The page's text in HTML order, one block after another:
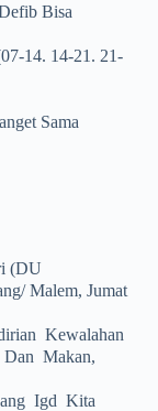
Bisa
14. 14-21. 21-
Sama
(DU
Malem, Jumat
Kewalahan
Makan,
Igd Kita